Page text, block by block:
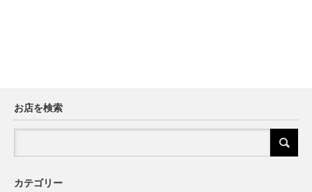
お店を検索
カテゴリー